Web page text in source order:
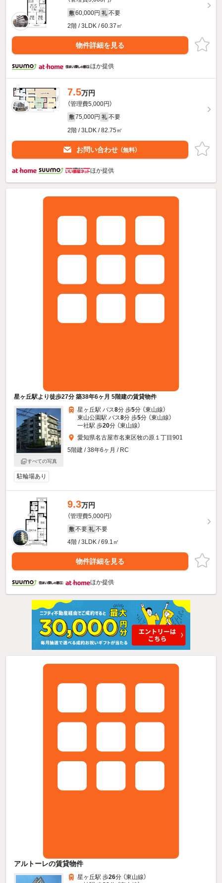
敷 60,000円 礼 不要
2階 / 3LDK / 60.37㎡
物件詳細を見る
ほか提供
7.5万円
（管理費5,000円）
敷 75,000円 礼 不要
2階 / 3LDK / 82.75㎡
お問い合わせ （無料）
ほか提供
星ヶ丘駅より徒歩27分 築38年6ヶ月 5階建の賃貸物件
すべての写真
星ヶ丘駅 バス8分 歩5分 （東山線）
東山公園駅 バス8分 歩5分 （東山線）
一社駅 歩20分 （東山線）
愛知県名古屋市名東区牧の原１丁目901
5階建 / 38年6ヶ月 / RC
駐輪場あり
9.3万円
（管理費5,000円）
敷 不要 礼 不要
4階 / 3LDK / 69.1㎡
物件詳細を見る
ほか提供
アルトーレの賃貸物件
星ヶ丘駅 歩26分 （東山線）